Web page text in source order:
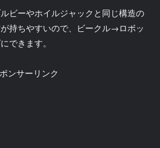
ビーやホイルジャックと同じ構造の
持ちやすいので、ビークル→ロボッ
できます。
ンサーリンク